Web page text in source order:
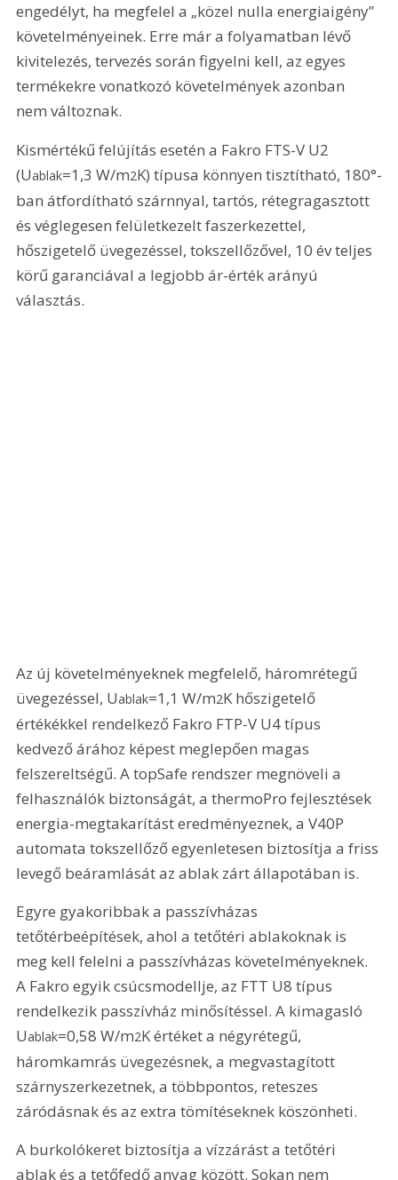
engedélyt, ha megfelel a „közel nulla energiaigény”
követelményeinek. Erre már a folyamatban lévő
kivitelezés, tervezés során figyelni kell, az egyes
termékekre vonatkozó követelmények azonban
nem változnak.
Kismértékű felújítás esetén a Fakro FTS-V U2
(Uablak=1,3 W/m2K) típusa könnyen tisztítható, 180°-
ban átfordítható szárnnyal, tartós, rétegragasztott
és véglegesen felületkezelt faszerkezettel,
hőszigetelő üvegezéssel, tokszellőzővel, 10 év teljes
körű garanciával a legjobb ár-érték arányú
választás.
Az új követelményeknek megfelelő, háromrétegű
üvegezéssel, Uablak=1,1 W/m2K hőszigetelő
értékékkel rendelkező Fakro FTP-V U4 típus
kedvező árához képest meglepően magas
felszereltségű. A topSafe rendszer megnöveli a
felhasználók biztonságát, a thermoPro fejlesztések
energia-megtakarítást eredményeznek, a V40P
automata tokszellőző egyenletesen biztosítja a friss
levegő beáramlását az ablak zárt állapotában is.
Egyre gyakoribbak a passzívházas
tetőtérbeépítések, ahol a tetőtéri ablakoknak is
meg kell felelni a passzívházas követelményeknek.
A Fakro egyik csúcsmodellje, az FTT U8 típus
rendelkezik passzívház minősítéssel. A kimagasló
Uablak=0,58 W/m2K értéket a négyrétegű,
háromkamrás üvegezésnek, a megvastagított
szárnyszerkezetnek, a többpontos, reteszes
záródásnak és az extra tömítéseknek köszönheti.
A burkolókeret biztosítja a vízzárást a tetőtéri
ablak és a tetőfedő anyag között. Sokan nem